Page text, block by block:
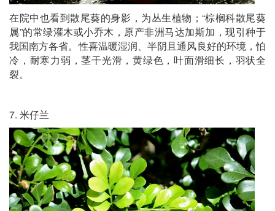
在院中也看到散尾葵的身影，为丛生植物；“棕榈科散尾葵
属”的常绿灌木或小乔木，原产非洲马达加斯加，现引种于
我国南方各省。性喜温暖湿润、半阴且通风良好的环境，怕
冷，耐寒力弱，茎干光滑，黄绿色，叶面滑细长，羽状全
裂。
7. 米仔兰